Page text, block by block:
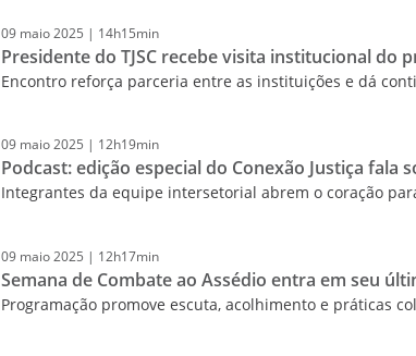
09 maio2025 | 14h15min
Presidente do TJSC recebe visita institucional do
Encontro reforça parceria entre as instituições e dá
09 maio2025 | 12h19min
Podcast: edição especial do Conexão Justiça fala
Integrantes da equipe intersetorial abrem o coração
09 maio2025 | 12h17min
Semana de Combate ao Assédio entra em seu
Programação promove escuta, acolhimento e práticas